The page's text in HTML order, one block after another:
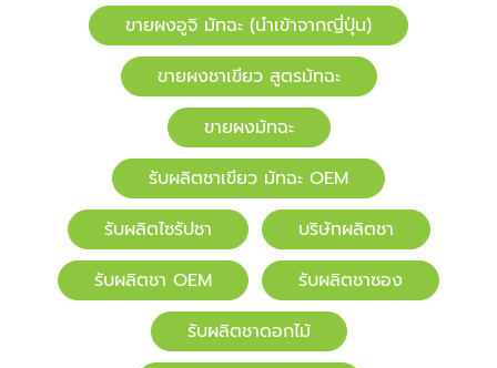
ขายผงอูจิ มัทฉะ (นำเข้าจากญี่ปุ่น)
ขายผงชาเขียว สูตรมัทฉะ
ขายผงมัทฉะ
รับผลิตชาเขียว มัทฉะ OEM
รับผลิตไซรัปชา
บริษัทผลิตชา
รับผลิตชา OEM
รับผลิตชาซอง
รับผลิตชาดอกไม้